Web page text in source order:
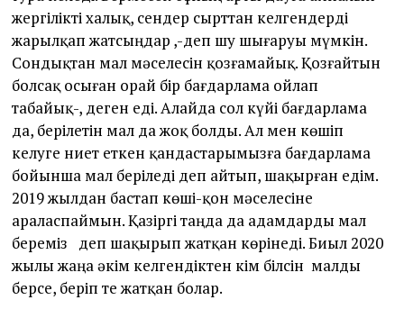
жергілікті халық, сендер сырттан келгендерді
жарылқап жатсыңдар ,-деп шу шығаруы мүмкін.
Сондықтан мал мәселесін қозғамайық. Қозғайтын
болсақ осыған орай бір бағдарлама ойлап
табайық-, деген еді. Алайда сол күйі бағдарлама
да, берілетін мал да жоқ болды. Ал мен көшіп
келуге ниет еткен қандастарымызға бағдарлама
бойынша мал беріледі деп айтып, шақырған едім.
2019 жылдан бастап көші-қон мәселесіне
араласпаймын. Қазіргі таңда да адамдарды мал
береміз деп шақырып жатқан көрінеді. Биыл 2020
жылы жаңа әкім келгендіктен кім білсін малды
берсе, беріп те жатқан болар.